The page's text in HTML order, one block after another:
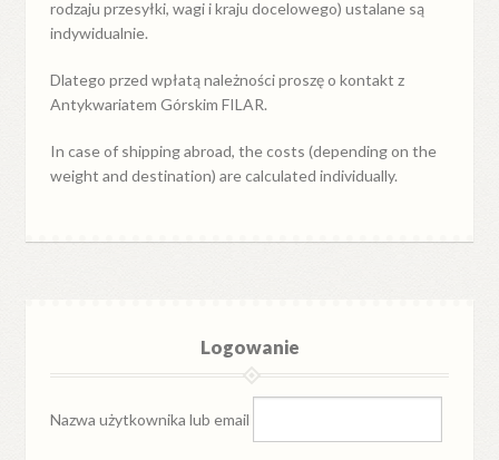
rodzaju przesyłki, wagi i kraju docelowego) ustalane są
indywidualnie.
Dlatego przed wpłatą należności proszę o kontakt z
Antykwariatem Górskim FILAR.
In case of shipping abroad, the costs (depending on the
weight and destination) are calculated individually.
Logowanie
Nazwa użytkownika lub email